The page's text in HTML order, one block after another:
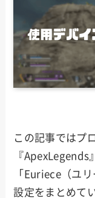
この記事ではプ
『ApexLegends
「Euriece（ユ
設定をまとめて